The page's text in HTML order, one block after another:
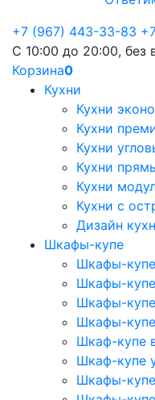
+7 (967) 443-33-83
С 10:00 до 20:00, без
Корзина0
Кухни
Кухни
Кухни
Кухни
Кухни
Кухни
Кухни с
Дизайн
Шкафы-купе
Шкафы-
Шкафы-
Шкафы-
Шкафы-
Шкаф-купе
Шкаф-купе
Шкафы-